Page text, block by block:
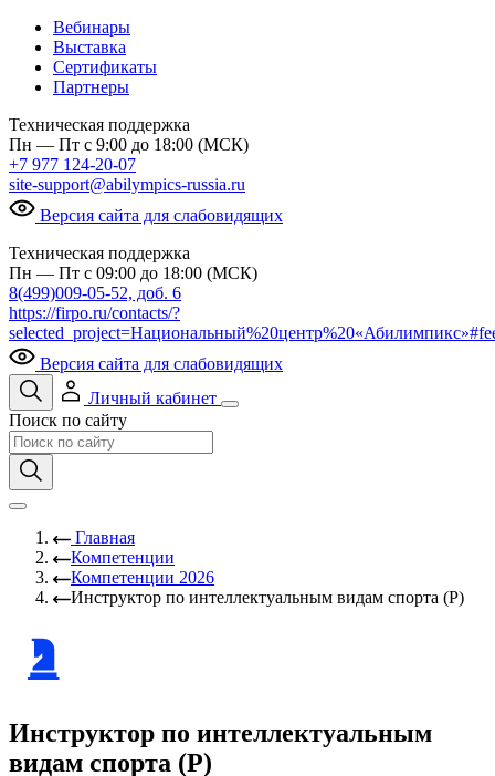
Вебинары
Выставка
Сертификаты
Партнеры
Техническая поддержка
Пн — Пт с 9:00 до 18:00 (МСК)
+7 977 124-20-07
site-support@abilympics-russia.ru
Версия сайта для слабовидящих
Техническая поддержка
Пн — Пт с 09:00 до 18:00 (МСК)
8(499)009-05-52, доб. 6
https://firpo.ru/contacts/?
Версия сайта для слабовидящих
Личный кабинет
Поиск по сайту
Главная
Компетенции
Компетенции 2026
Инструктор по интеллектуальным видам спорта (Р)
Инструктор по интеллектуальным
видам спорта (Р)